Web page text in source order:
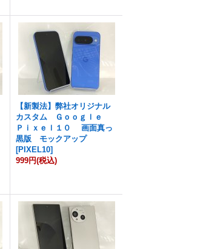
【新製法】弊社オリジナル
カスタム Ｇｏｏｇｌｅ
Ｐｉｘｅｌ１０ 画面真っ
黒版 モックアップ
[PIXEL10]
999円(税込)